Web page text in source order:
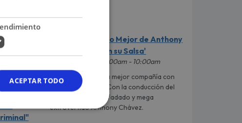
con
'Lo Mejor de Anthony
en su Salsa'
7:00am - 10:00am
La mejor compañía con
todas sus cremas. Con la conducción del
irreverente, desenfadado y mega
extrovertido Anthony Chávez.
ACEPTAR TODO